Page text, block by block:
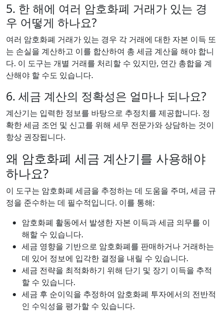
5. 한 해에 여러 암호화폐 거래가 있는 경
우 어떻게 하나요?
여러 암호화폐 거래가 있는 경우 각 거래에 대한 자본 이득 또
는 손실을 계산하고 이를 합산하여 총 세금 계산을 해야 합니
다. 이 도구는 개별 거래를 처리할 수 있지만, 연간 총합을 계
산해야 할 수도 있습니다.
6. 세금 계산의 정확성은 얼마나 되나요?
계산기는 입력한 정보를 바탕으로 추정치를 제공합니다. 정
확한 세금 조언 및 신고를 위해 세무 전문가와 상담하는 것이
항상 권장됩니다.
왜 암호화폐 세금 계산기를 사용해야
하나요?
이 도구는 암호화폐 세금을 추정하는 데 도움을 주며, 세금 규
정을 준수하는 데 필수적입니다. 이를 통해:
암호화폐 활동에서 발생한 자본 이득과 세금 의무를 이
해할 수 있습니다.
세금 영향을 기반으로 암호화폐를 판매하거나 거래하는
데 있어 정보에 입각한 결정을 내릴 수 있습니다.
세금 전략을 최적화하기 위해 단기 및 장기 이득을 추적
할 수 있습니다.
세금 후 순이익을 추정하여 암호화폐 투자에서의 전반적
인 수익성을 평가할 수 있습니다.